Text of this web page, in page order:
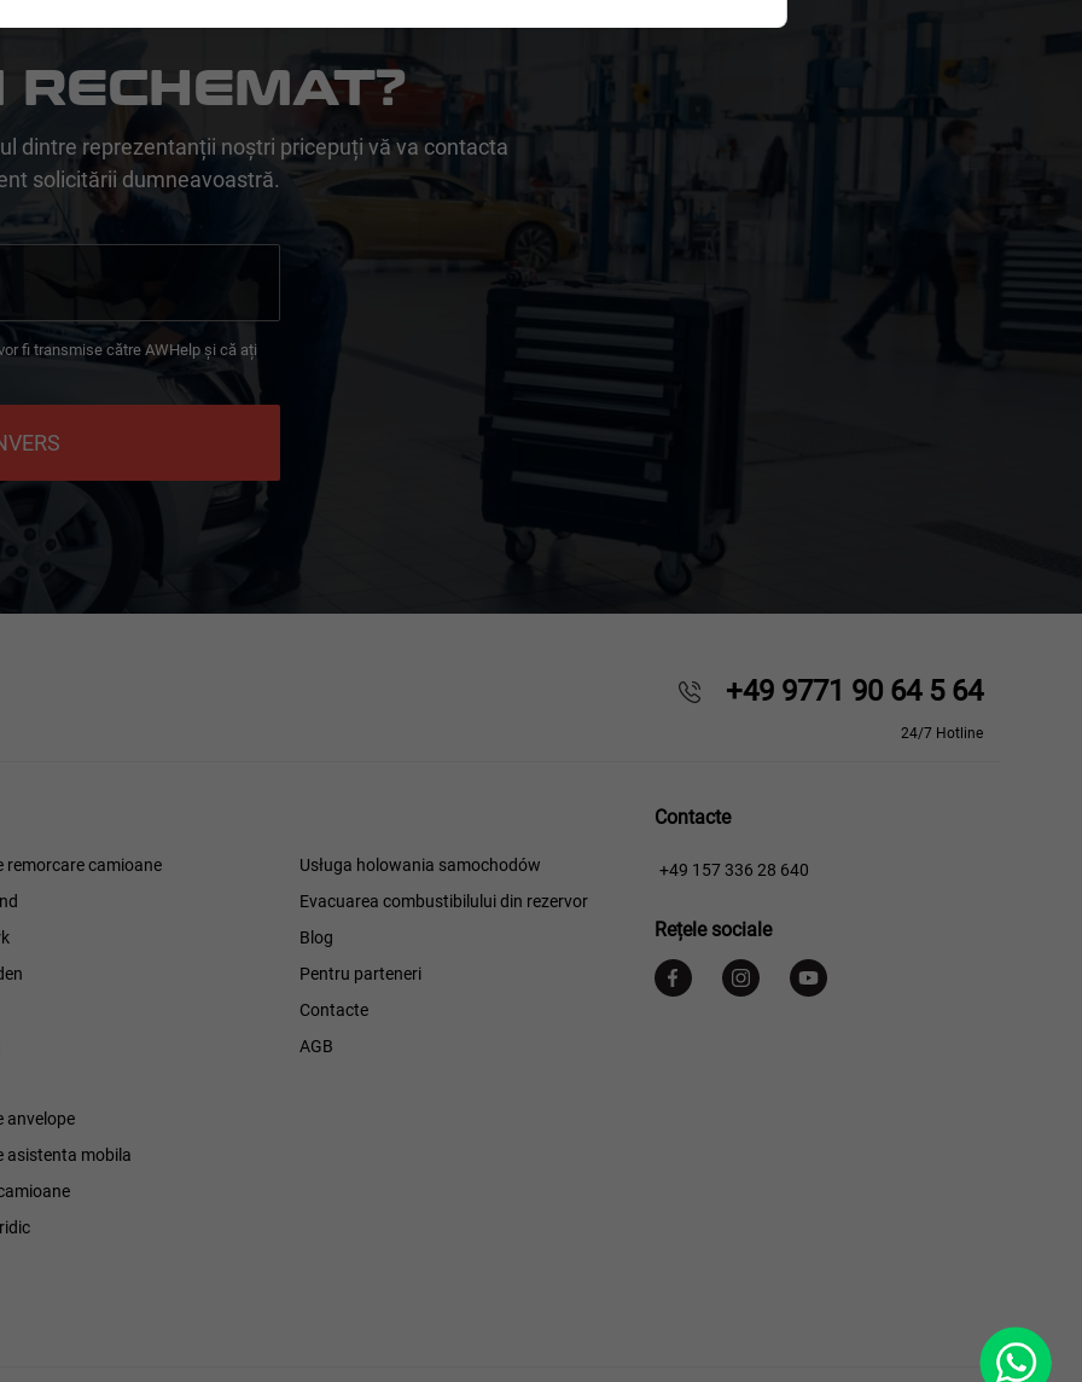
dintre reprezentanții noștri pricepuți vă va contacta
solicitării dumneavoastră.
fi transmise către AWHelp și că ați
+49 9771 90 64 5 64
24/7 Hotline
remorcare camioane
anvelope
asistenta mobila
Usługa holowania samochodów
Evacuarea combustibilului din rezervor
Blog
Pentru parteneri
Contacte
AGB
Contacte
+49 157 336 28 640
Rețele sociale
WhatsApp